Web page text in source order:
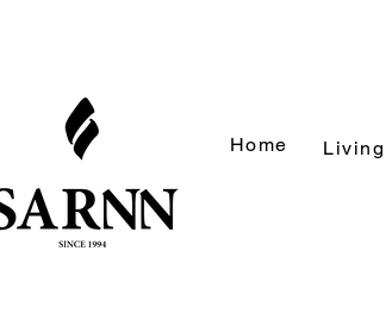
Home Living